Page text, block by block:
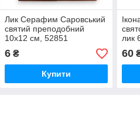
Лик Серафим Саровський
святий преподобний
10х12 см, 52851
6₴
Купити
лик
60